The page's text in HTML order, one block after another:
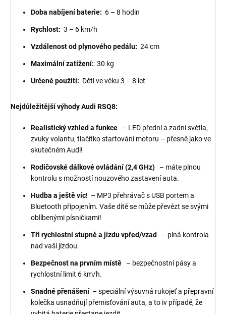
Doba nabíjení baterie: 6 – 8 hodin
Rychlost: 3 – 6 km/h
Vzdálenost od plynového pedálu: 24 cm
Maximální zatížení: 30 kg
Určené použití: Děti ve věku 3 – 8 let
Nejdůležitější výhody Audi RSQ8:
Realistický vzhled a funkce
– LED přední a zadní světla,
zvuky volantu, tlačítko startování motoru – přesně jako ve
skutečném Audi!
Rodičovské dálkové ovládání (2,4 GHz)
– máte plnou
kontrolu s možností nouzového zastavení auta.
Hudba a ještě víc! – MP3 přehrávač s USB portem a
Bluetooth připojením. Vaše dítě se může převézt se svými
oblíbenými písničkami!
Tři rychlostní stupně a jízdu vpřed/vzad
– plná kontrola
nad vaší jízdou.
Bezpečnost na prvním místě
– bezpečnostní pásy a
rychlostní limit 6 km/h.
Snadné přenášení – speciální výsuvná rukojeť a přepravní
kolečka usnadňují přemisťování auta, a to iv případě, že